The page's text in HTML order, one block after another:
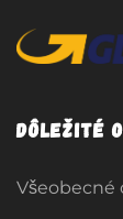
Dôležité